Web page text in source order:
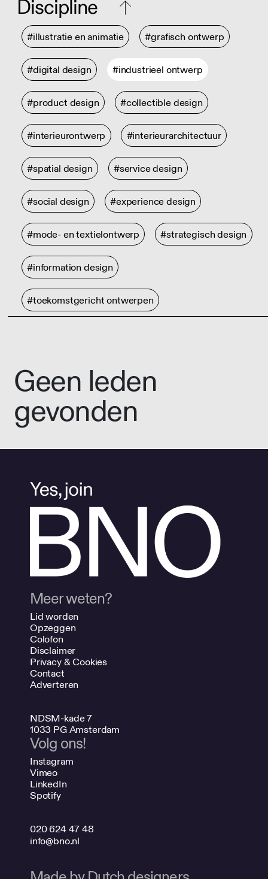
Discipline
#illustratie en animatie #grafisch ontwerp
#digital design #industrieel ontwerp
#product design #collectible design
#interieurontwerp #interieurarchitectuur
#spatial design #service design
#social design #experience design
#mode- en textielontwerp #strategisch design
#information design
#toekomstgericht ontwerpen
Geen leden
gevonden
Meer weten?
Lid worden
Opzeggen
Colofon
Disclaimer
Privacy & Cookies
Contact
Adverteren
NDSM-kade 7
1033 PG Amsterdam
Volg ons!
Instagram
Vimeo
LinkedIn
Spotify
020 624 47 48
info@bno.nl